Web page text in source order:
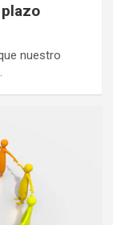
nuestro